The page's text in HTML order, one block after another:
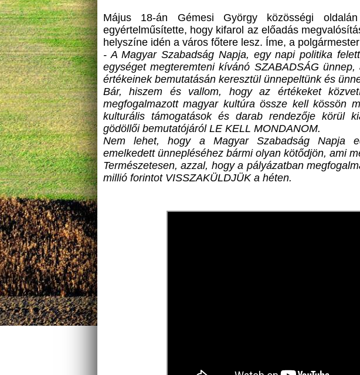
Május 18-án Gémesi György közösségi
egyértelműsítette, hogy kifarol az előadás
helyszíne idén a város főtere lesz. Íme, a
- A Magyar Szabadság Napja, egy napi politika
egységet megteremteni kívánó SZABADSÁG
értékeinek bemutatásán keresztül ünnepeltünk és
Bár, hiszem és vallom, hogy az értékeket
megfogalmazott magyar kultúra össze kell kössön
kulturális támogatások és darab rendezője körül
gödöllői bemutatójáról LE KELL MONDANOM.
Nem lehet, hogy a Magyar Szabadság Napja
emelkedett ünnepléséhez bármi olyan kötődjön, ami
Természetesen, azzal, hogy a pályázatban
millió forintot VISSZAKÜLDJÜK a héten.